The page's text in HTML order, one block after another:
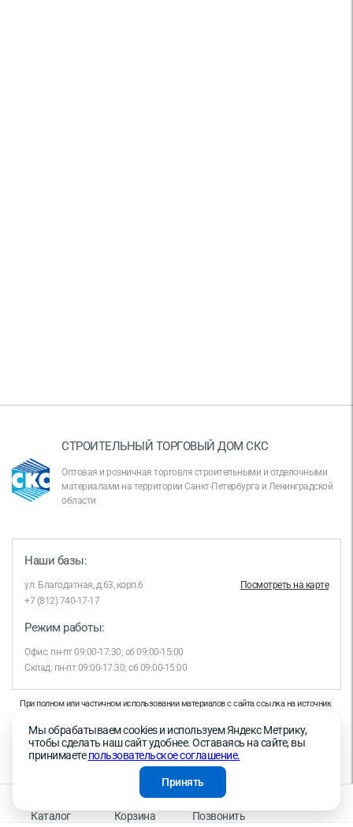
Каталог Корзина Позвонить
СТРОИТЕЛЬНЫЙ ТОРГОВЫЙ ДОМ СКС
Оптовая и розничная торговля строительными и отделочными
материалами на территории Санкт-Петербурга и Ленинградской
области
Наши базы:
ул. Благодатная, д.63, корп.6
Посмотреть на карте
+7 (812) 740-17-17
Режим работы:
Офис: пн-пт 09:00-17:30; сб 09:00-15:00
Склад: пн-пт 09:00-17:30; сб 09:00-15:00
При полном или частичном использовании материалов с сайта ссылка на источник
Продолжая работу с сайтом, вы даете согласие на использование сайтом cookies и
на обработку персональных данных в целях функционирования сайта, проведения
ретаргетинга, статистических исследований, улучшения сервиса и предоставления
релевантной рекламной информации на основе ваших предпочтений и интересов.
На информационном ресурсе применяются рекомендательные технологии —
Правила применения рекомендательных технологий
Мы обрабатываем cookies и используем Яндекс Метрику,
чтобы сделать наш сайт удобнее. Оставаясь на сайте, вы
принимаетепользовательское соглашение.
Принять